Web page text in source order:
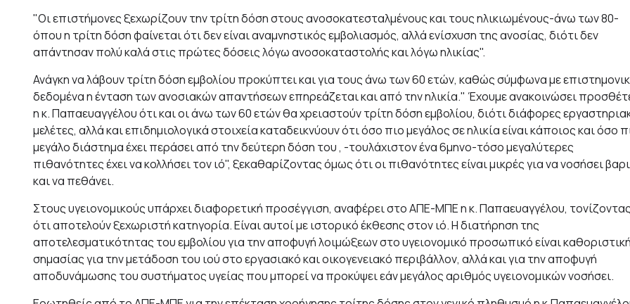
"Οι επιστήμονες ξεχωρίζουν την τρίτη δόση στους ανοσοκατεσταλμένους και τους ηλικιωμένους-άνω των 80-
όπου η τρίτη δόση φαίνεται ότι δεν είναι αναμνηστικός εμβολιασμός, αλλά ενίσχυση της ανοσίας, διότι δεν
απάντησαν πολύ καλά στις πρώτες δόσεις λόγω ανοσοκαταστολής και λόγω ηλικίας".
Ανάγκη να λάβουν τρίτη δόση εμβολίου προκύπτει και για τους άνω των 60 ετών, καθώς σύμφωνα με
δεδομένα η ένταση των ανοσιακών απαντήσεων επηρεάζεται και από την ηλικία." Έχουμε ανακοινώσει
η κ. Παπαευαγγέλου ότι και οι άνω των 60 ετών θα χρειαστούν τρίτη δόση εμβολίου, διότι διάφορες
μελέτες, αλλά και επιδημιολογικά στοιχεία καταδεικνύουν ότι όσο πιο μεγάλος σε ηλικία είναι κάποιος και όσο
μεγάλο διάστημα έχει περάσει από την δεύτερη δόση του , -τουλάχιστον ένα 6μηνο-τόσο μεγαλύτερες
πιθανότητες έχει να κολλήσει τον ιό", ξεκαθαρίζοντας όμως ότι οι πιθανότητες είναι μικρές για να νοσήσει
και να πεθάνει.
Στους υγειονομικούς υπάρχει διαφορετική προσέγγιση, αναφέρει στο ΑΠΕ-ΜΠΕ η κ. Παπαευαγγέλου, τονίζοντας
ότι αποτελούν ξεχωριστή κατηγορία. Είναι αυτοί με ιστορικό έκθεσης στον ιό. Η διατήρηση της
αποτελεσματικότητας του εμβολίου για την αποφυγή λοιμώξεων στο υγειονομικό προσωπικό είναι
σημασίας για την μετάδοση του ιού στο εργασιακό και οικογενειακό περιβάλλον, αλλά και για την αποφυγή
αποδυνάμωσης του συστήματος υγείας που μπορεί να προκύψει εάν μεγάλος αριθμός υγειονομικών νοσήσει.